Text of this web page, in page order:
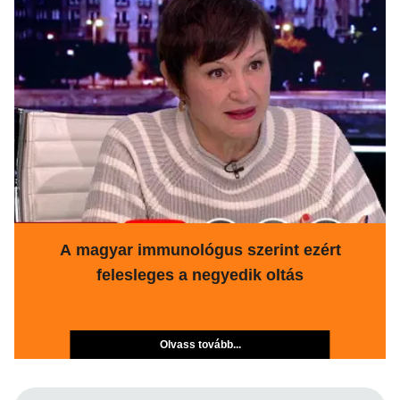
A magyar immunológus szerint ezért
felesleges a negyedik oltás
Olvass tovább...